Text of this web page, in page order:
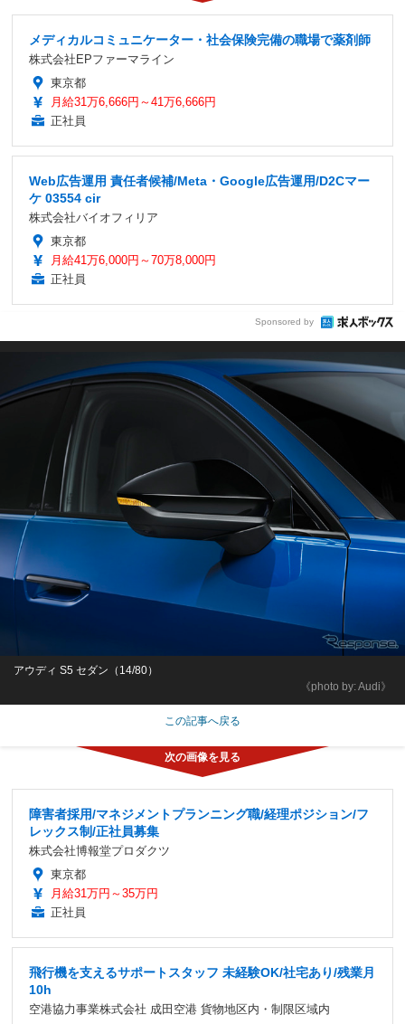
メディカルコミュニケーター・社会保険完備の職場で薬剤師
株式会社EPファーマライン
東京都
月給31万6,666円～41万6,666円
正社員
Web広告運用 責任者候補/Meta・Google広告運用/D2Cマー
ケ 03554 cir
株式会社バイオフィリア
東京都
月給41万6,000円～70万8,000円
正社員
Sponsored by
《photo by: Audi》
アウディ S5 セダン（14/80）
この記事へ戻る
障害者採用/マネジメントプランニング職/経理ポジション/フ
レックス制/正社員募集
株式会社博報堂プロダクツ
東京都
月給31万円～35万円
正社員
飛行機を支えるサポートスタッフ 未経験OK/社宅あり/残業月
10h
空港協力事業株式会社 成田空港 貨物地区内・制限区域内